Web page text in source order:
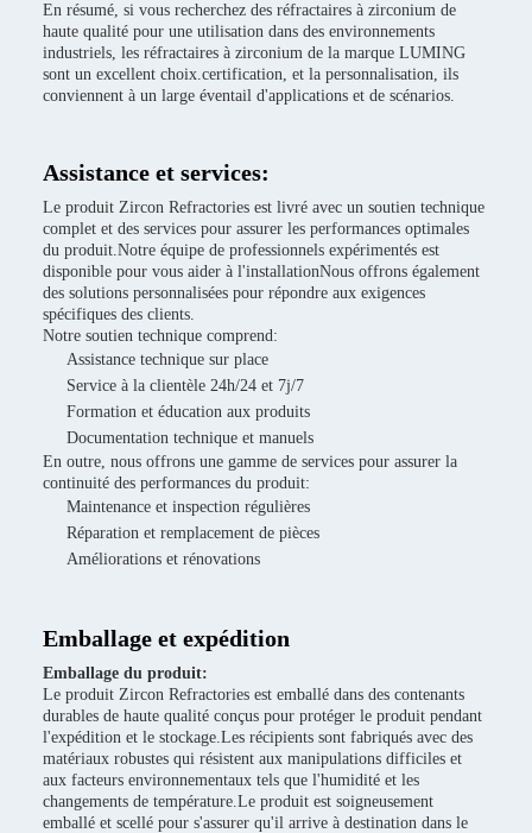
En résumé, si vous recherchez des réfractaires à zirconium de
haute qualité pour une utilisation dans des environnements
industriels, les réfractaires à zirconium de la marque LUMING
sont un excellent choix.certification, et la personnalisation, ils
conviennent à un large éventail d'applications et de scénarios.
Assistance et services:
Le produit Zircon Refractories est livré avec un soutien technique
complet et des services pour assurer les performances optimales
du produit.Notre équipe de professionnels expérimentés est
disponible pour vous aider à l'installationNous offrons également
des solutions personnalisées pour répondre aux exigences
spécifiques des clients.
Notre soutien technique comprend:
Assistance technique sur place
Service à la clientèle 24h/24 et 7j/7
Formation et éducation aux produits
Documentation technique et manuels
En outre, nous offrons une gamme de services pour assurer la
continuité des performances du produit:
Maintenance et inspection régulières
Réparation et remplacement de pièces
Améliorations et rénovations
Emballage et expédition
Emballage du produit:
Le produit Zircon Refractories est emballé dans des contenants
durables de haute qualité conçus pour protéger le produit pendant
l'expédition et le stockage.Les récipients sont fabriqués avec des
matériaux robustes qui résistent aux manipulations difficiles et
aux facteurs environnementaux tels que l'humidité et les
changements de température.Le produit est soigneusement
emballé et scellé pour s'assurer qu'il arrive à destination dans le